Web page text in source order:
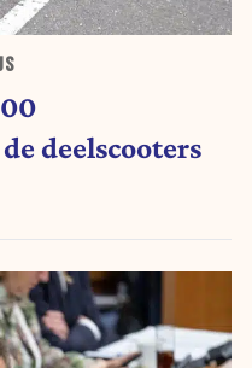
deelscooters